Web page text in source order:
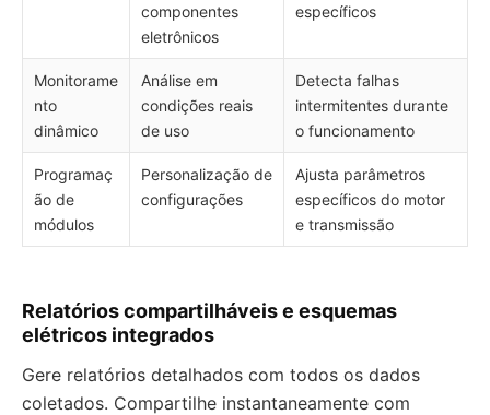
componentes
eletrônicos
específicos
Monitorame
nto
dinâmico
Análise em
condições reais
de uso
Detecta falhas
intermitentes durante
o funcionamento
Programaç
ão de
módulos
Personalização de
configurações
Ajusta parâmetros
específicos do motor
e transmissão
Relatórios compartilháveis e esquemas
elétricos integrados
Gere relatórios detalhados com todos os dados
coletados. Compartilhe instantaneamente com